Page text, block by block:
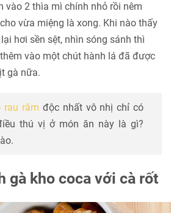
vào 2 thìa mì chính nhỏ rồi nêm
vừa miệng là xong. Khi nào thấy
hơi sền sệt, nhìn sóng sánh thì
vào một chút hành lá đã được
gà nữa.
rau răm độc nhất vô nhị chỉ có
thú vị ở món ăn này là gì?
gà kho coca với cà rốt